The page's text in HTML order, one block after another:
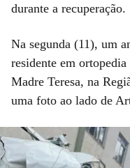
durante a recuperação.
Na segunda (11), um
residente em
Madre Teresa, na
uma foto ao lado de